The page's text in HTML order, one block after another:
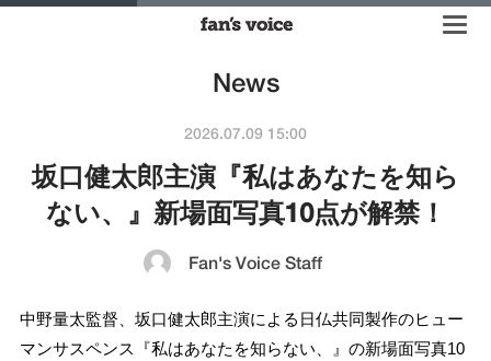
News
2026.07.09 15:00
坂口健太郎主演『私はあなたを知ら
ない、』新場面写真10点が解禁！
Fan's Voice Staff
中野量太監督、坂口健太郎主演による日仏共同製作のヒュー
マンサスペンス『私はあなたを知らない、』の新場面写真10